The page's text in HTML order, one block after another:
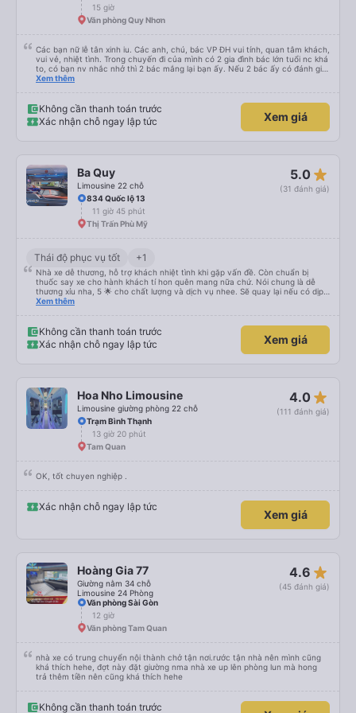
15 giờ
Văn phòng Quy Nhơn
Các bạn nữ lễ tân xinh iu. Các anh, chú, bác VP ĐH vui tính, quan tâm khách,
vui vẻ, nhiệt tình. Trong chuyến đi của mình có 2 gia đình bác lớn tuổi nc khá
to, có bạn nv nhắc nhở thì 2 bác mắng lại bạn ấy. Nếu 2 bác ấy có đánh giá
xấu thì mình ngược lại nha. Bạn ấy nhắc nhở rất đúng. 2 bác nói rất to. To
bạn ấy nha. Nếu bạn ấy bị trừ thì bảo bạn ấy liên hệ sđt của mình, mình hỗ
trợ ạ. Số mình đuôi 666, chuyến ĐH-NT ngày 16/1. À các bạn nữ lễ tân xinh
iu còn đổi cho mình phòng đơn sang đôi xong còn note là (một mình) yêu
Xem thêm
Không cần thanh toán trước
Xác nhận chỗ ngay lập tức
Xem giá
Ba Quy
Limousine 22 chỗ
5.0 star_rate
(31 đánh giá)
834 Quốc lộ 13
11 giờ 45 phút
Thị Trấn Phù Mỹ
Thái độ phục vụ tốt +1
Nhà xe dễ thương, hỗ trợ khách nhiệt tình khi gặp vấn đề. Còn chuẩn bị
thuốc say xe cho hành khách tí hon quên mang nữa chứ. Nói chung là dễ
thương xỉu nha, 5 🌟 cho chất lượng và dịch vụ nhee. Sẽ quay lại nếu có dịp
cần 💕
Xem thêm
Không cần thanh toán trước
Xác nhận chỗ ngay lập tức
Xem giá
Hoa Nho Limousine
Limousine giường phòng 22 chỗ
4.0 star_rate
(111 đánh giá)
Trạm Bình Thạnh
13 giờ 20 phút
Tam Quan
OK, tốt chuyen nghiệp .
Xác nhận chỗ ngay lập tức
Xem giá
Hoàng Gia 77
Giường nằm 34 chỗ
Limousine 24 Phòng
4.6 star_rate
(45 đánh giá)
Văn phòng Sài Gòn
12 giờ
Văn phòng Tam Quan
nhà xe có trung chuyển nội thành chở tận nơi.rước tận nhà nên mình cũng
khá thích hehe, đợt này đặt giường nma nhà xe up lên phòng lun mà hong
trả thêm tiền nên cũng khá thích hehe
Không cần thanh toán trước